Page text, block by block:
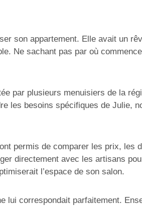
son appartement. Elle avait un
Ne sachant pas par où
par plusieurs menuisiers de la
les besoins spécifiques de Julie,
permis de comparer les prix, les
directement avec les artisans
l’espace de son salon.
lui correspondait parfaitement.